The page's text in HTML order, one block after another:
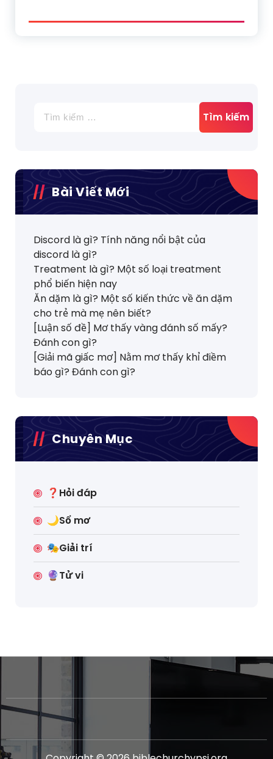
kiếm
Bài Viết Mới
Discord là gì? Tính năng nổi bật của
discord là gì?
Treatment là gì? Một số loại treatment
phổ biến hiện nay
Ăn dặm là gì? Một số kiến thức về ăn dặm
cho trẻ mà mẹ nên biết?
[Luận số đề] Mơ thấy vàng đánh số mấy?
Đánh con gì?
[Giải mã giấc mơ] Nằm mơ thấy khỉ điềm
báo gì? Đánh con gì?
Chuyên Mục
❓Hỏi đáp
🌙Sổ mơ
🎭Giải trí
🔮Tử vi